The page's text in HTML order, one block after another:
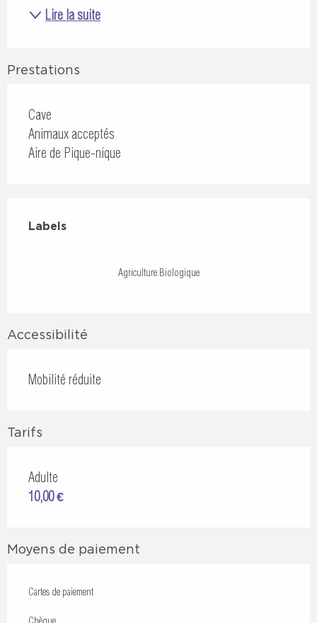
Lire la suite
Prestations
Cave
Animaux acceptés
Aire de Pique-nique
Labels
Labels
Agriculture Biologique
Accessibilité
Mobilité réduite
Tarifs
Adulte
10,00 €
Moyens de paiement
Cartes de paiement